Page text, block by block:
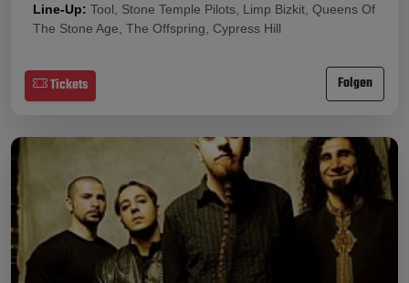
Line-Up: Tool, Stone Temple Pilots, Limp Bizkit, Queens Of
The Stone Age, The Offspring, Cypress Hill
Tickets Folgen